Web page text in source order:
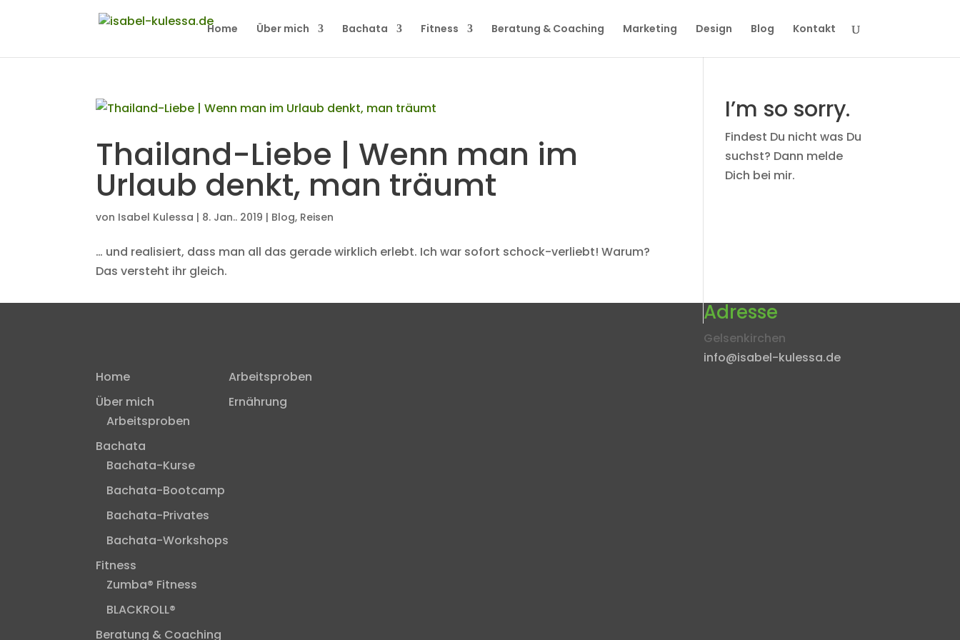
Home Über mich Bachata Fitness Beratung & Coaching Marketing Design Blog Kontakt
Thailand-Liebe | Wenn man im
Urlaub denkt, man träumt
von Isabel Kulessa | 8. Jan.. 2019 | Blog, Reisen
… und realisiert, dass man all das gerade wirklich erlebt. Ich war sofort schock-verliebt! Warum?
Das versteht ihr gleich.
I’m so sorry.
Findest Du nicht was Du
suchst? Dann melde
Dich bei mir.
Adresse
Gelsenkirchen
info@isabel-kulessa.de
Home
Über mich
Arbeitsproben
Bachata
Bachata-Kurse
Bachata-Bootcamp
Bachata-Privates
Bachata-Workshops
Fitness
Zumba® Fitness
BLACKROLL®
Beratung & Coaching
Arbeitsproben
Ernährung